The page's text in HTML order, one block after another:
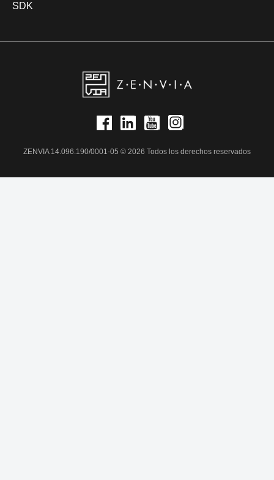
SDK
ZENVIA 14.096.190/0001-05 © 2026 Todos los derechos reservados